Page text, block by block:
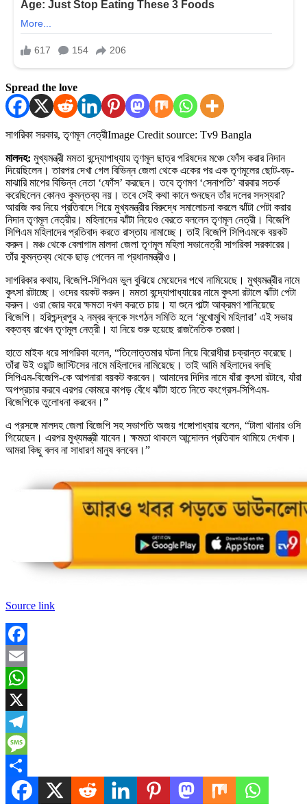
Spread the love
সাগরিকা সরকার, তৃণমূল নেত্রীImage Credit source: Tv9 Bangla
মালদহ: মুখ্যমন্ত্রী মমতা বন্দ্যোপাধ্যায় তৃণমূল ছাত্র পরিষদের মঞ্চে ফোঁস করার নিদান
দিয়েছিলেন। তারপর দেখা গেল বিভিন্ন জেলা থেকে একের পর এক তৃণমূলের ছোট-বড়-
মাঝারি মাপের বিভিন্ন নেতা ‘ফোঁস’ করছেন। তবে তৃণমণ ‘সেনাপতি’ বারবার সতর্ক
করেছিলেন কোনও কুমন্তব্য নয়। তবে সেই কথা কানে শুনছেন তাঁর দলের সদস্যরা?
আরজি কর নিয়ে প্রতিবাদে গিয়ে মুখ্যমন্ত্রীর বিরুদ্ধে সমালোচনা করলে ঝাঁটা পেটা করার
নিদান তৃণমূল নেত্রীর। মহিলাদের ঝাঁটা নিয়েও বেরতে বললেন তৃণমূল নেত্রী। বিজেপি
সিপিএম মহিলাদের প্রতিবাদ করতে রাস্তায় নামাচ্ছে। তাই বিজেপি সিপিএমকে বয়কট
করুন। মঞ্চ থেকে বেলাগাম মালদা জেলা তৃণমূল মহিলা সভানেত্রী সাগরিকা সরকারের।
তাঁর কুমন্তব্য থেকে ছাড় পেলেন না প্রধানমন্ত্রীও।
সাগরিকার কথায়, বিজেপি-সিপিএম ভুল বুঝিয়ে মেয়েদের পথে নামিয়েছে। মুখ্যমন্ত্রীর নামে
কুৎসা রটাচ্ছে। ওদের বয়কট করুন। মমতা বন্দ্যোপাধ্যায়ের নামে কুৎসা রটালে ঝাঁটা পেটা
করুন। ওরা জোর করে ক্ষমতা দখল করতে চায়। যা শুনে পাল্টা আক্রমণ শানিয়েছে
বিজেপি। হরিশ্চন্দ্রপুর ২ নম্বর ব্লকে সংগঠন সমিতি হলে ‘মুখোমুখি মহিলারা’ এই সভায়
বক্তব্য রাখেন তৃণমূল নেত্রী। যা নিয়ে শুরু হয়েছে রাজনৈতিক তরজা।
হাতে মাইক ধরে সাগরিকা বলেন, “তিলোত্তমার ঘটনা নিয়ে বিরোধীরা চক্রান্ত করেছে।
তাঁরা উই ওয়ান্ট জাস্টিসের নামে মহিলাদের নামিয়েছে। তাই আমি মহিলাদের বলছি
সিপিএম-বিজেপি-কে আপনারা বয়কট করবেন। আমাদের দিদির নামে যাঁরা কুৎসা রটাবে, যাঁরা
অপপ্রচার করবে এরপর কোমরে কাপড় বেঁধে ঝাঁটা হাতে নিতে কংগ্রেস-সিপিএম-
বিজেপিকে তুলোধনা করবেন।”
এ প্রসঙ্গে মালদহ জেলা বিজেপি সহ সভাপতি অজয় গঙ্গোপাধ্যায় বলেন, “টালা থানার ওসি
গিয়েছেন। এরপর মুখ্যমন্ত্রী যাবেন। ক্ষমতা থাকলে আন্দোলন প্রতিবাদ থামিয়ে দেখাক।
আমরা কিছু বলব না সাধারণ মানুষ বলবেন।”
Source link
Facebook
Email
WhatsApp
X
Telegram
Message
Share